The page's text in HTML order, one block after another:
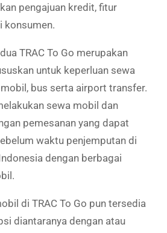
pengajuan kredit, fitur
konsumen.
TRAC To Go merupakan
untuk keperluan sewa
bus serta airport transfer.
sewa mobil dan
pemesanan yang dapat
waktu penjemputan di
dengan berbagai
di TRAC To Go pun tersedia
diantaranya dengan atau